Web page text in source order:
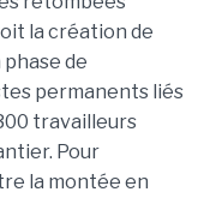
la création de
de
permanents liés
travailleurs
Pour
la montée en